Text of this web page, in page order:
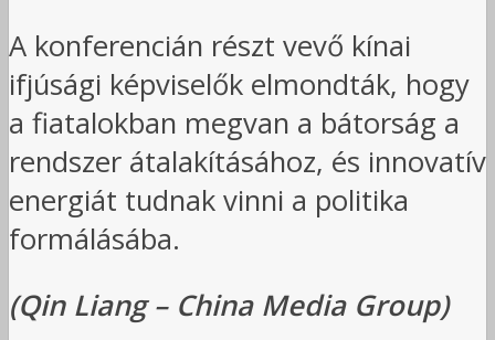
A konferencián részt vevő kínai
ifjúsági képviselők elmondták, hogy
a fiatalokban megvan a bátorság a
rendszer átalakításához, és innovatív
energiát tudnak vinni a politika
formálásába.
(Qin Liang – China Media Group)